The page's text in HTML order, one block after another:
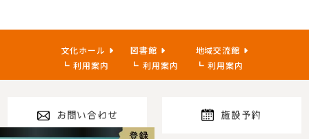
文化ホール
利用案内
図書館
利用案内
地域交流館
利用案内
お問い合わせ 施設予約